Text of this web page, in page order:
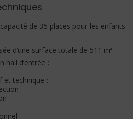
de 35 places pour les enfants
d’une surface totale de 511 m²
hall d’entrée :
et technique :